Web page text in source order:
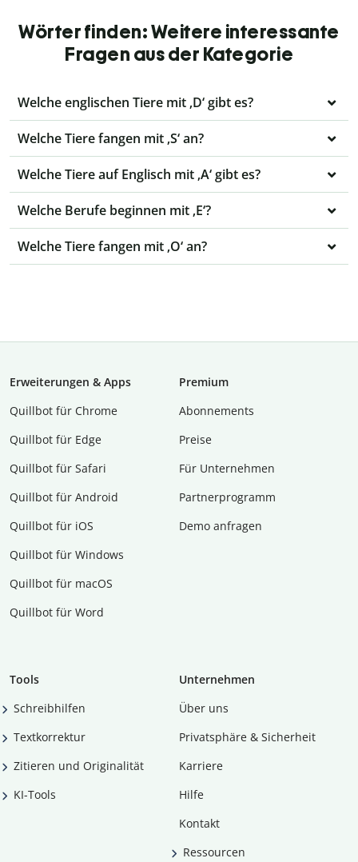
Wörter finden: Weitere interessante
Fragen aus der Kategorie
Welche englischen Tiere mit ‚D‘ gibt es?
Welche Tiere fangen mit ‚S‘ an?
Welche Tiere auf Englisch mit ‚A‘ gibt es?
Welche Berufe beginnen mit ‚E‘?
Welche Tiere fangen mit ‚O‘ an?
Erweiterungen & Apps
Quillbot für Chrome
Quillbot für Edge
Quillbot für Safari
Quillbot für Android
Quillbot für iOS
Quillbot für Windows
Quillbot für macOS
Quillbot für Word
Premium
Abon­ne­ments
Preise
Für Unternehmen
Partnerprogramm
Demo anfragen
Tools
Schreibhilfen
Textkorrektur
Zitieren und Originalität
KI-Tools
Unternehmen
Über uns
Privatsphäre & Sicherheit
Karriere
Hilfe
Kontakt
Ressourcen